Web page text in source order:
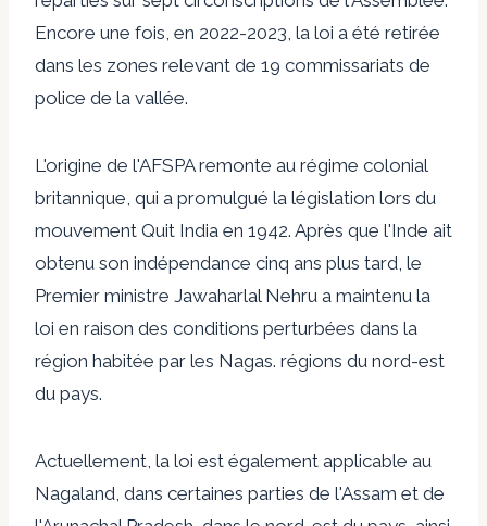
Encore une fois, en 2022-2023, la loi a été retirée
dans les zones relevant de 19 commissariats de
police de la vallée.
L'origine de l'AFSPA remonte au régime colonial
britannique, qui a promulgué la législation lors du
mouvement Quit India en 1942. Après que l'Inde ait
obtenu son indépendance cinq ans plus tard, le
Premier ministre Jawaharlal Nehru a maintenu la
loi en raison des conditions perturbées dans la
région habitée par les Nagas. régions du nord-est
du pays.
Actuellement, la loi est également applicable au
Nagaland, dans certaines parties de l'Assam et de